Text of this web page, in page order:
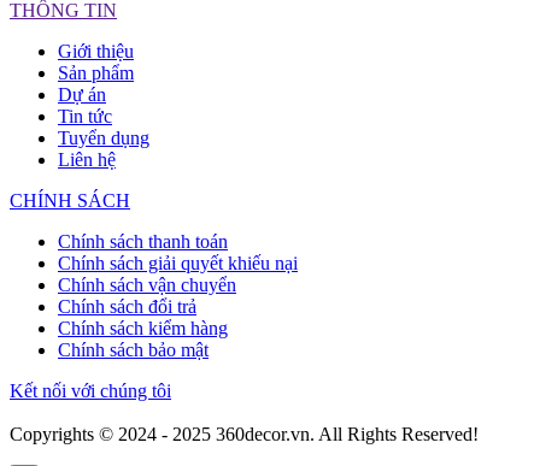
THÔNG TIN
Giới thiệu
Sản phẩm
Dự án
Tin tức
Tuyển dụng
Liên hệ
CHÍNH SÁCH
Chính sách thanh toán
Chính sách giải quyết khiếu nại
Chính sách vận chuyển
Chính sách đổi trả
Chính sách kiểm hàng
Chính sách bảo mật
Kết nối với chúng tôi
Copyrights © 2024 - 2025 360decor.vn. All Rights Reserved!